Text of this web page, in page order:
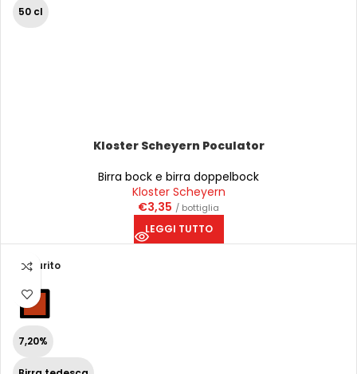
50 cl
Kloster Scheyern Poculator
Birra bock e birra doppelbock
Kloster Scheyern
€3,35 / bottiglia
LEGGI TUTTO
Esaurito
7,20%